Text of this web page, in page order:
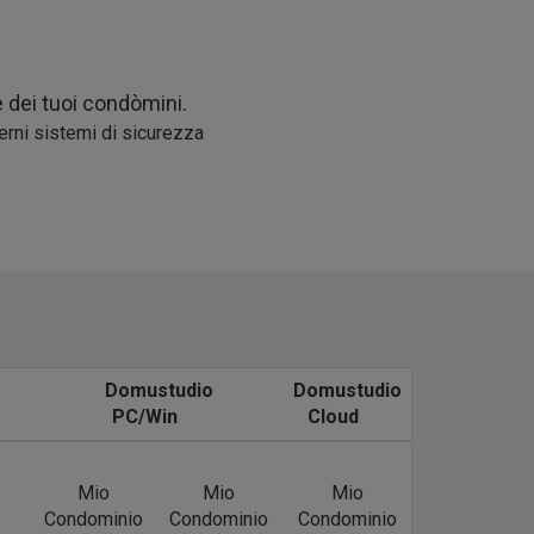
dei tuoi condòmini.
sistemi di sicurezza
Domustudio
PC/Win
Domustudio
Cloud
Mio
Condominio
Mio
Condominio
Mio
Condominio